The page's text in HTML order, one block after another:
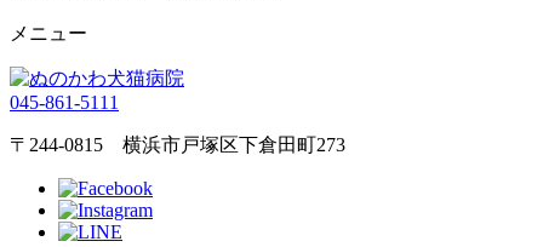
メニュー
045-861-5111
〒244-0815 横浜市戸塚区下倉田町273